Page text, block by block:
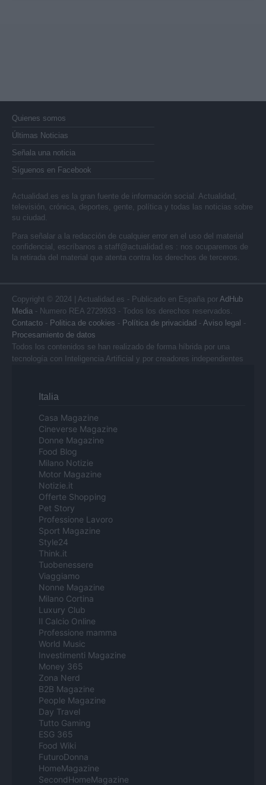
Quienes somos
Últimas Noticias
Señala una noticia
Síguenos en Facebook
Actualidad.es es la gran fuente de información social. Actualidad,
televisión, crónica, deportes, gente, política y todas las noticias sobre
su ciudad.
Para señalar a la redacción de cualquier error en el uso del material
confidencial, escríbanos a staff@actualidad.es : nos ocuparemos de
la retirada del material que atenta contra los derechos de terceros.
Copyright © 2024 | Actualidad.es - Publicado en España por AdHub
Media - Numero REA 2729933 - Todos los derechos reservados.
Contacto - Politica de cookies - Política de privacidad - Aviso legal -
Procesamiento de datos
Todos los contenidos se han realizado de forma híbrida por una
tecnología con Inteligencia Artificial y por creadores independientes
Italia
Casa Magazine
Cineverse Magazine
Donne Magazine
Food Blog
Milano Notizie
Motor Magazine
Notizie.it
Offerte Shopping
Pet Story
Professione Lavoro
Sport Magazine
Style24
Think.it
Tuobenessere
Viaggiamo
Nonne Magazine
Milano Cortina
Luxury Club
Il Calcio Online
Professione mamma
World Music
Investimenti Magazine
Money 365
Zona Nerd
B2B Magazine
People Magazine
Day Travel
Tutto Gaming
ESG 365
Food Wiki
FuturoDonna
HomeMagazine
SecondHomeMagazine